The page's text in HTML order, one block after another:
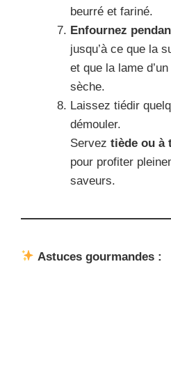
beurré et fariné.
Enfournez
jusqu’à ce que la
et que la lame
sèche.
Laissez tiédir
démouler.
Servez tiède ou à
pour profiter
saveurs.
Astuces gourmandes :